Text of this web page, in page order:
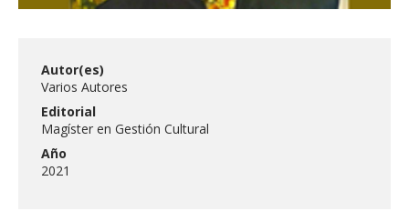
Autor(es)
Varios Autores
Editorial
Magíster en Gestión Cultural
Año
2021